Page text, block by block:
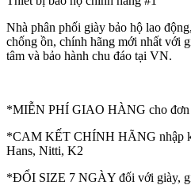
Nhà phân phối giày bảo hộ lao
chống ồn, chính hãng mới nhất với
tâm và bảo hành chu đáo tại VN.
*MIỄN PHÍ GIAO HÀNG cho đơn
*CAM KẾT CHÍNH HÃNG nhập
Hans, Nitti, K2
*ĐỔI SIZE 7 NGÀY đối với giày,